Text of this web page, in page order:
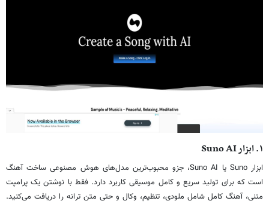
۱. ابزار Suno AI
ابزار Suno یا Suno AI، جزو محبوب‌ترین مدل‌های هوش مصنوعی ساخت آهنگ
است که برای تولید سریع و کامل موسیقی کاربرد دارد. فقط با نوشتن یک پرامپت
متنی، آهنگ کامل شامل ملودی، تنظیم، وکال و حتی متن ترانه را دریافت می‌کنید.